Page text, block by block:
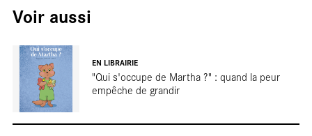
Voir aussi
EN LIBRAIRIE
"Qui s'occupe de Martha ?" : quand la peur
empêche de grandir